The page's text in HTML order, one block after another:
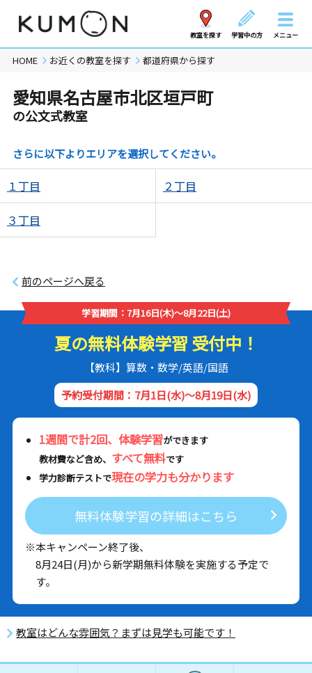
教室を探す 学習中の方 メニュー
HOME お近くの教室を探す 都道府県から探す
愛知県名古屋市北区垣戸町
の公文式教室
さらに以下よりエリアを選択してください。
１丁目 ２丁目
３丁目
前のページへ戻る
学習期間：7月16日(木)～8月22日(土)
夏の無料体験学習 受付中！
【教科】算数・数学/英語/国語
予約受付期間：7月1日(水)～8月19日(水)
1週間で計2回、体験学習ができます
教材費など含め、 すべて無料です
学力診断テストで現在の学力も分かります
無料体験学習の詳細はこちら
※本キャンペーン終了後、
8月24日(月)から新学期無料体験を実施する予定で
す。
教室はどんな雰囲気？まずは見学も可能です！